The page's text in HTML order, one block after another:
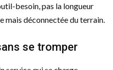
besoin, pas la longueur
mais déconnectée du terrain.
se tromper